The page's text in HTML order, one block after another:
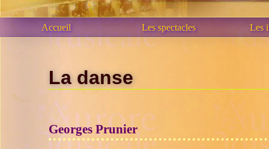
Accueil Les spectacles Les
La danse
Georges Prunier